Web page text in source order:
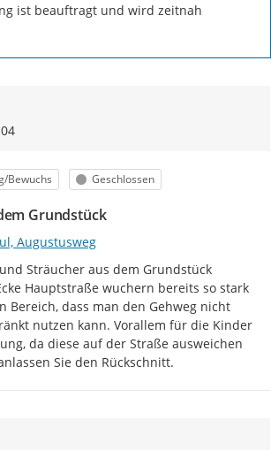
ist beauftragt und wird zeitnah
Zur Äußerung
Bewuchs Status
Geschlossen
Grundstück
Augustusweg
Sträucher aus dem Grundstück
Hauptstraße wuchern bereits so stark
Bereich, dass man den Gehweg nicht
nutzen kann. Vorallem für die Kinder
da diese auf der Straße ausweichen
Sie den Rückschnitt.